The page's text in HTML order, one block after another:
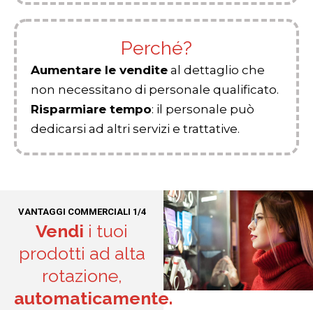
Perché?
Aumentare le vendite al dettaglio che
non necessitano di personale qualificato.
Risparmiare tempo: il personale può
dedicarsi ad altri servizi e trattative.
VANTAGGI COMMERCIALI 1/4
Vendi i tuoi
prodotti ad alta
rotazione,
automaticamente.